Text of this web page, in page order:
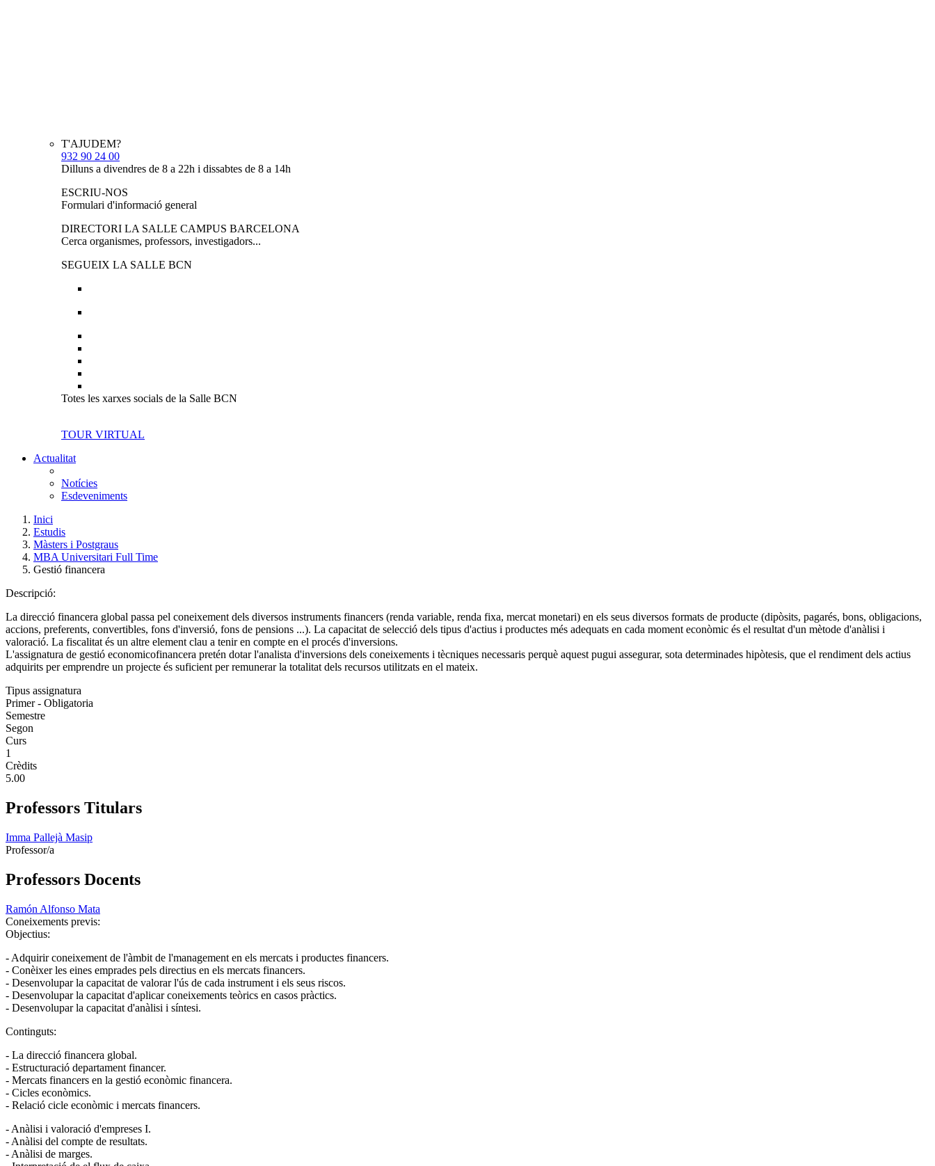
T'AJUDEM?
932 90 24 00
Dilluns a divendres de 8 a 22h i dissabtes de 8 a 14h
ESCRIU-NOS
Formulari d'informació general
DIRECTORI LA SALLE CAMPUS BARCELONA
Cerca organismes, professors, investigadors...
SEGUEIX LA SALLE BCN
Totes les xarxes socials de la Salle BCN
TOUR VIRTUAL
Actualitat
Notícies
Esdeveniments
Inici
Estudis
Màsters i Postgraus
MBA Universitari Full Time
Gestió financera
Descripció:
La direcció financera global passa pel coneixement dels diversos instruments financers (renda variable, renda fixa, mercat monetari) en els seus diversos formats de producte (dipòsits, pagarés, bons, obligacions,
accions, preferents, convertibles, fons d'inversió, fons de pensions ...). La capacitat de selecció dels tipus d'actius i productes més adequats en cada moment econòmic és el resultat d'un mètode d'anàlisi i
valoració. La fiscalitat és un altre element clau a tenir en compte en el procés d'inversions.
L'assignatura de gestió economicofinancera pretén dotar l'analista d'inversions dels coneixements i tècniques necessaris perquè aquest pugui assegurar, sota determinades hipòtesis, que el rendiment dels actius
adquirits per emprendre un projecte és suficient per remunerar la totalitat dels recursos utilitzats en el mateix.
Tipus assignatura
Primer - Obligatoria
Semestre
Segon
Curs
1
Crèdits
5.00
Professors Titulars
Imma Pallejà Masip
Professor/a
Professors Docents
Ramón Alfonso Mata
Coneixements previs:
Objectius:
- Adquirir coneixement de l'àmbit de l'management en els mercats i productes financers.
- Conèixer les eines emprades pels directius en els mercats financers.
- Desenvolupar la capacitat de valorar l'ús de cada instrument i els seus riscos.
- Desenvolupar la capacitat d'aplicar coneixements teòrics en casos pràctics.
- Desenvolupar la capacitat d'anàlisi i síntesi.
Continguts:
- La direcció financera global.
- Estructuració departament financer.
- Mercats financers en la gestió econòmic financera.
- Cicles econòmics.
- Relació cicle econòmic i mercats financers.
- Anàlisi i valoració d'empreses I.
- Anàlisi del compte de resultats.
- Anàlisi de marges.